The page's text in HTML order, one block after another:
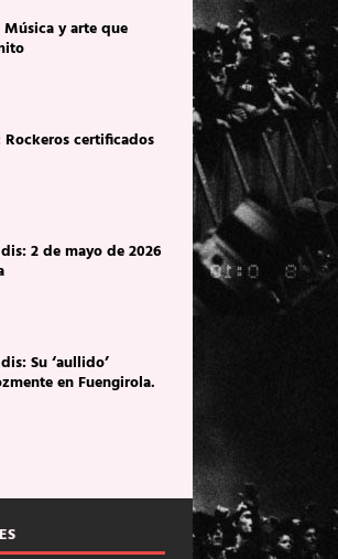
y arte que
certificados
2 de mayo de 2026
Su ‘aullido’
en Fuengirola.